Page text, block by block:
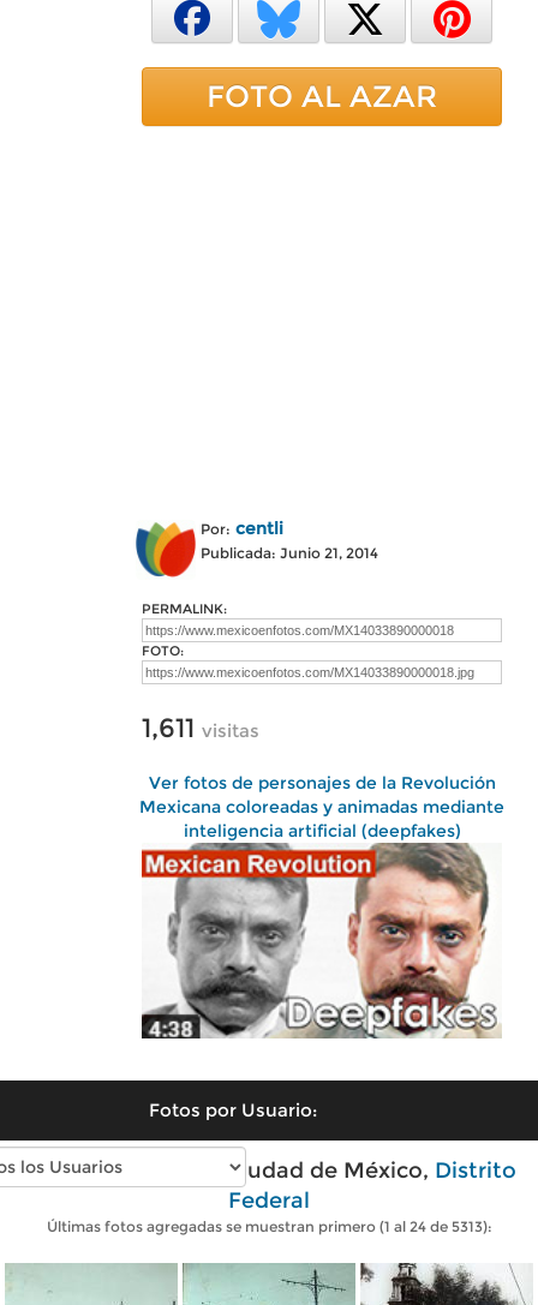
FOTO AL AZAR
Por: centli
Publicada: Junio 21, 2014
PERMALINK:
FOTO:
1,611 visitas
Ver fotos de personajes de la Revolución
Mexicana coloreadas y animadas mediante
inteligencia artificial (deepfakes)
Fotos por Usuario:
Fotos antiguas de Ciudad de México, Distrito
Federal
Últimas fotos agregadas se muestran primero (1 al 24 de 5313):